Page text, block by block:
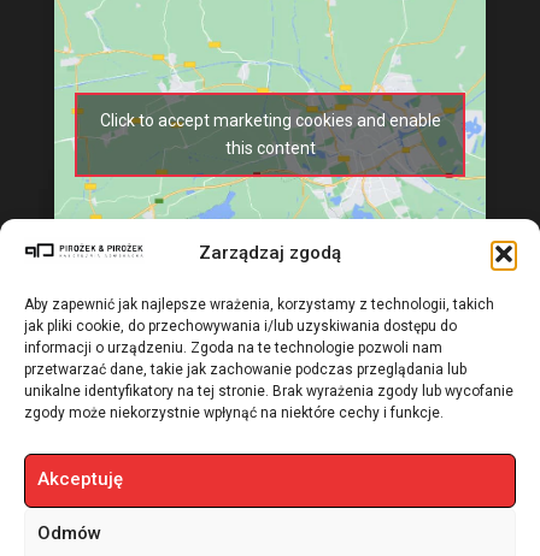
Zarządzaj zgodą
Aby zapewnić jak najlepsze wrażenia, korzystamy z technologii, takich
jak pliki cookie, do przechowywania i/lub uzyskiwania dostępu do
informacji o urządzeniu. Zgoda na te technologie pozwoli nam
przetwarzać dane, takie jak zachowanie podczas przeglądania lub
unikalne identyfikatory na tej stronie. Brak wyrażenia zgody lub wycofanie
zgody może niekorzystnie wpłynąć na niektóre cechy i funkcje.
Akceptuję
Odmów
Click to accept marketing cookies and enable
this content